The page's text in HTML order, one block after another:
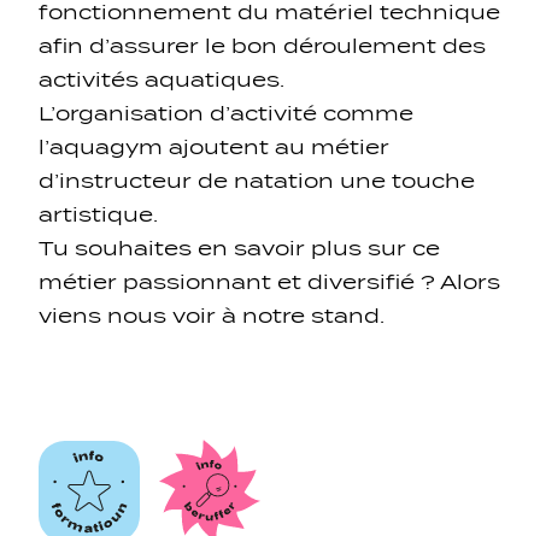
fonctionnement du matériel technique
afin d’assurer le bon déroulement des
activités aquatiques.
L’organisation d’activité comme
l’aquagym ajoutent au métier
d’instructeur de natation une touche
artistique.
Tu souhaites en savoir plus sur ce
métier passionnant et diversifié ? Alors
viens nous voir à notre stand.
Axes